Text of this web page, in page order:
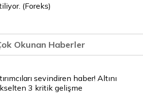
(Foreks)
Okunan Haberler
sevindiren haber! Altını
3 kritik gelişme